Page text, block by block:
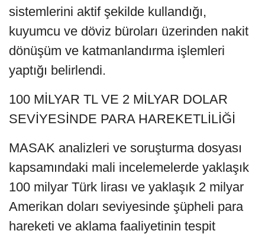
sistemlerini aktif şekilde kullandığı,
kuyumcu ve döviz büroları üzerinden nakit
dönüşüm ve katmanlandırma işlemleri
yaptığı belirlendi.
100 MİLYAR TL VE 2 MİLYAR DOLAR
SEVİYESİNDE PARA HAREKETLİLİĞİ
MASAK analizleri ve soruşturma dosyası
kapsamındaki mali incelemelerde yaklaşık
100 milyar Türk lirası ve yaklaşık 2 milyar
Amerikan doları seviyesinde şüpheli para
hareketi ve aklama faaliyetinin tespit